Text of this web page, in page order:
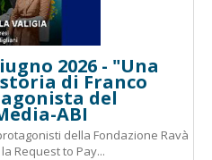
2026 - "Una
di Franco
del
ABI
della Fondazione Ravà
Request to Pay...